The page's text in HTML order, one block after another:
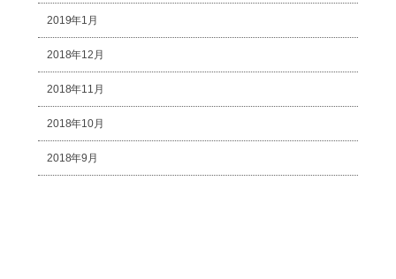
2019年1月
2018年12月
2018年11月
2018年10月
2018年9月